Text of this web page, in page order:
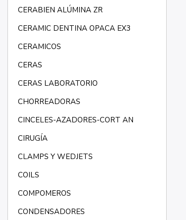
CERABIEN ALÚMINA ZR
CERAMIC DENTINA OPACA EX3
CERAMICOS
CERAS
CERAS LABORATORIO
CHORREADORAS
CINCELES-AZADORES-CORT AN
CIRUGÍA
CLAMPS Y WEDJETS
COILS
COMPOMEROS
CONDENSADORES